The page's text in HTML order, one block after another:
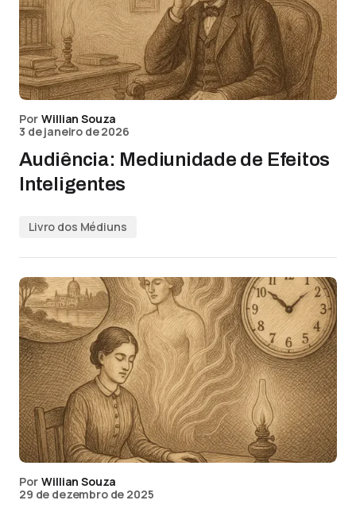
Por Willian Souza
3 de janeiro de 2026
Audiência: Mediunidade de Efeitos
Inteligentes
Livro dos Médiuns
Por Willian Souza
29 de dezembro de 2025